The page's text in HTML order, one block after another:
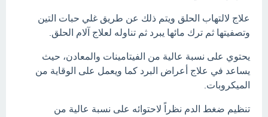
علاج لالتهاب الحلق ويتم ذلك عن طريق غلي حبات التين
وتصفيتها ثم ترك مائها يبرد ثم تناوله لعلاج آلام الحلق.
يحتوي على نسبة عالية من الفيتامينات والمعادن، حيث
يساعد في علاج أعراض البرد كما ويعمل على الوقاية من
الميكروبات.
تنظيم ضغط الدم نظراً لاحتوائه على نسبة عالية من